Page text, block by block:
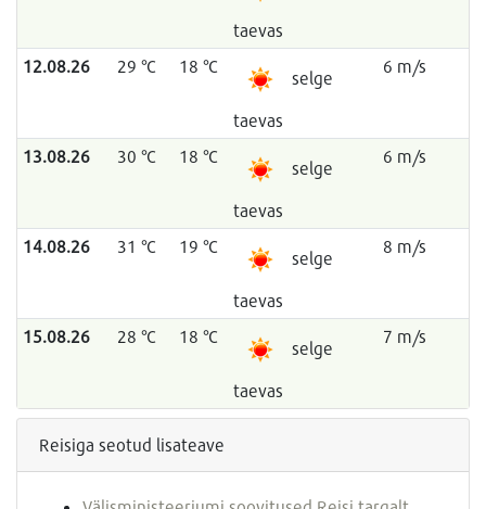
taevas
12.08.26 29 °C 18 °C
selge
taevas
6 m/s
13.08.26 30 °C 18 °C
selge
taevas
6 m/s
14.08.26 31 °C 19 °C
selge
taevas
8 m/s
15.08.26 28 °C 18 °C
selge
taevas
7 m/s
Reisiga seotud lisateave